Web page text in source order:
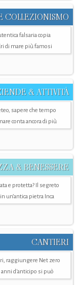
COLLEZIONISMO
falsaria copia
di mare più famosi
& ATTIVITÀ
sapere che tempo
conta ancora di più
& BENESSERE
e protetta? Il segreto
un’antica pietra Inca
CANTIERI
raggiungere Net zero
anni d'anticipo si può